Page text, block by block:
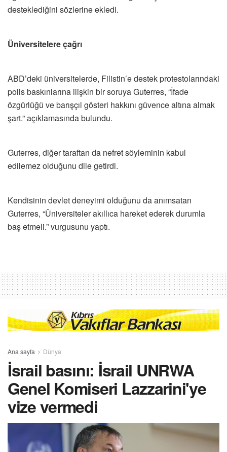
desteklediğini sözlerine ekledi.
Üniversitelere çağrı
ABD’deki üniversitelerde, Filistin’e destek protestolarındaki
polis baskınlarına ilişkin bir soruya Guterres, “İfade
özgürlüğü ve barışçıl gösteri hakkını güvence altına almak
şart.” açıklamasında bulundu.
Guterres, diğer taraftan da nefret söyleminin kabul
edilemez olduğunu dile getirdi.
Kendisinin devlet deneyimi olduğunu da anımsatan
Guterres, “Üniversiteler akıllıca hareket ederek durumla
baş etmeli.” vurgusunu yaptı.
Ana sayfa Dünya
İsrail basını: İsrail UNRWA
Genel Komiseri Lazzarini'ye
vize vermedi